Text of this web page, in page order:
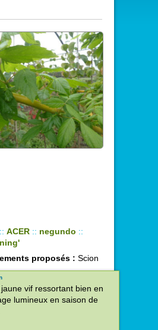
:: ACER :: negundo ::
proposés : Scion
vif ressortant bien en
lumineux en saison de